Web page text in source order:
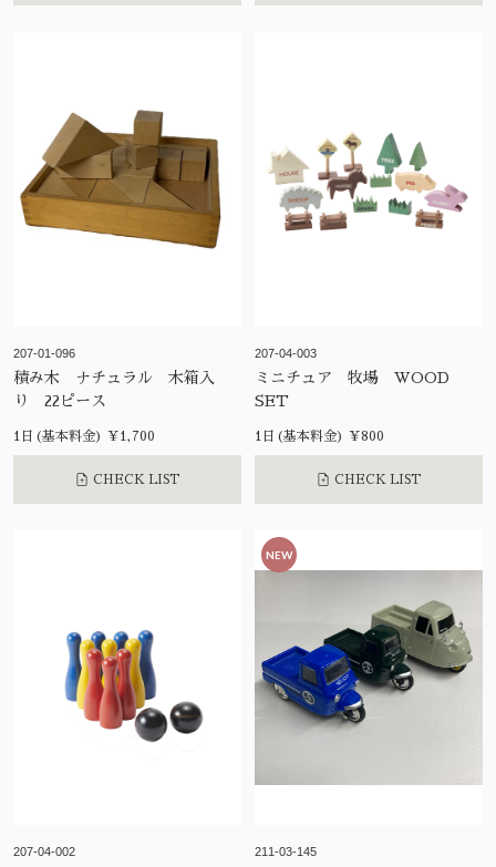
207-01-096
積み木 ナチュラル 木箱入
り 22ピース
1日(基本料金) ¥1,700
CHECK LIST
207-04-003
ミニチュア 牧場 WOOD
SET
1日(基本料金) ¥800
CHECK LIST
207-04-002
NEW
211-03-145